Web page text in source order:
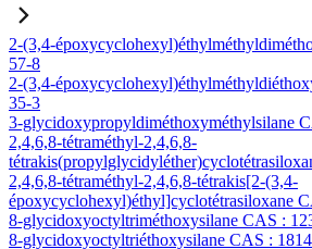
2-(3,4-
57-8
2-(3,4-
35-3
3-glycidoxypropyldiméthoxyméthylsilane
2,4,6,8-tétraméthyl-2,4,6,8-
2,4,6,8-tétraméthyl-2,4,6,8-tétrakis[2-(3,4-
époxycyclohexyl)éthyl]cyclotétrasiloxane
8-glycidoxyoctyltriméthoxysilane CAS :
8-glycidoxyoctyltriéthoxysilane CAS :